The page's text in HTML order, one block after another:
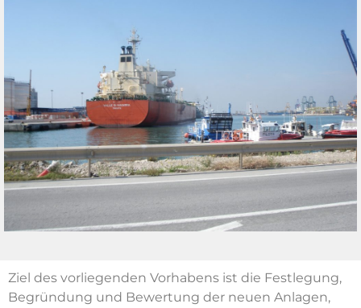
Ziel des vorliegenden Vorhabens ist die Festlegung,
Begründung und Bewertung der neuen Anlagen,